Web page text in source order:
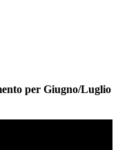
per Giugno/Luglio